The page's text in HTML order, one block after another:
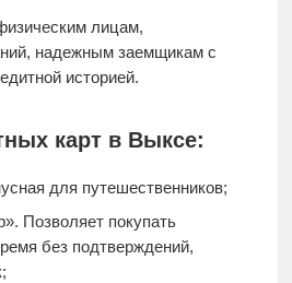
лицам,
надежным заемщикам с
историей.
карт в Выксе:
для путешественников;
Позволяет покупать
без подтверждений,